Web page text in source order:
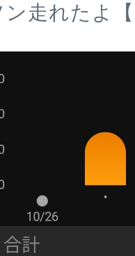
ン走れたよ